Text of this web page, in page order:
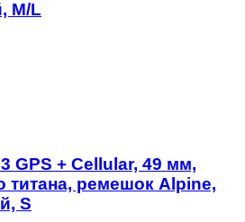
M/L
GPS + Cellular, 49 мм,
титана, ремешок Alpine,
S